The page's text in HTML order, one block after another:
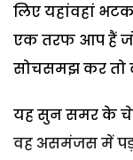
लिए यहांवहां
एक तरफ आप हैं जो
सोचसमझ कर तो
यह सुन समर के
वह असमंजस में पड़